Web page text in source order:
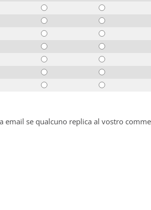
email se qualcuno replica al vostro